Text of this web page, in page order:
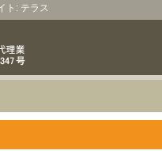
ト: テラス